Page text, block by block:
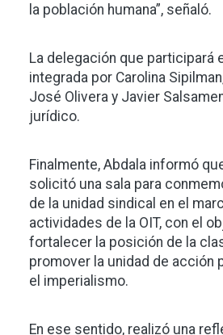
la población humana”, señaló.
La delegación que participará
integrada por Carolina
José Olivera y Javier
jurídico.
Finalmente, Abdala informó
solicitó una sala para
de la unidad sindical en el
actividades de la OIT, con el
fortalecer la posición de la
promover la unidad de acción
el imperialismo.
En ese sentido, realizó una